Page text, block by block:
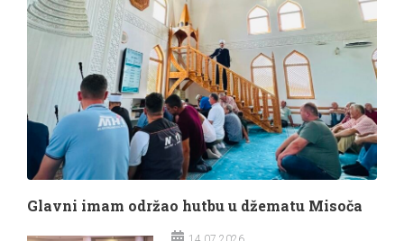
Glavni imam održao hutbu u džematu Misoča